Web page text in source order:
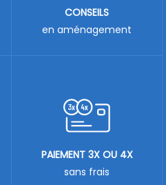
CONSEILS
en aménagement
PAIEMENT 3X OU 4X
sans frais